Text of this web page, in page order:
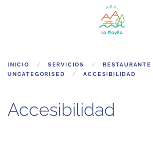
INICIO SERVICIOS
RESTAURANTE
UNCATEGORISED
ACCESIBILIDAD
Accesibilidad